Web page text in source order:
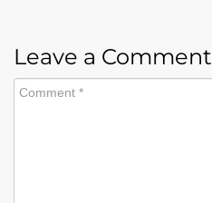
Leave a Comment